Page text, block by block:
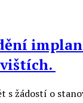
s žádostí o